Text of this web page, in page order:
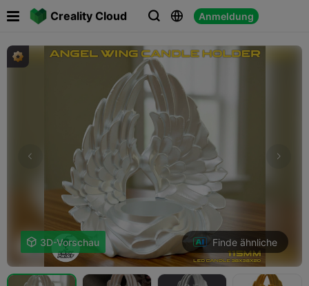
Creality Cloud   Anmeldung
 
 3D-Vorschau Finde ähnliche